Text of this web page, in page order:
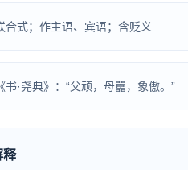
合式；作主语、宾语；含贬义
《书·尧典》：“父顽，母嚚，象傲。”
释